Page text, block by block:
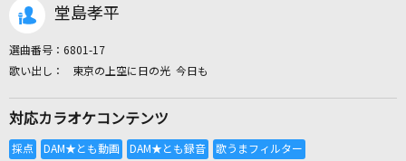
全国りれき
堂島孝平
選曲番号： 6801-17
東京の上空に日の光 今日も
対応カラオケコンテンツ